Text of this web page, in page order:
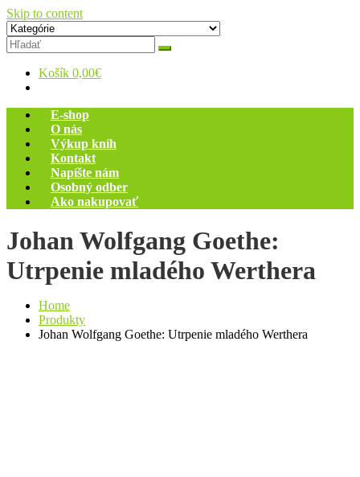
Skip to content
Zelený dom
Antikvariát
Košík 0,00€
E-shop
O nás
Výkup kníh
Kontakt
Napíšte nám
Osobný odber
Ako nakupovať
Johan Wolfgang Goethe:
Utrpenie mladého Werthera
Home
Produkty
Johan Wolfgang Goethe: Utrpenie mladého Werthera